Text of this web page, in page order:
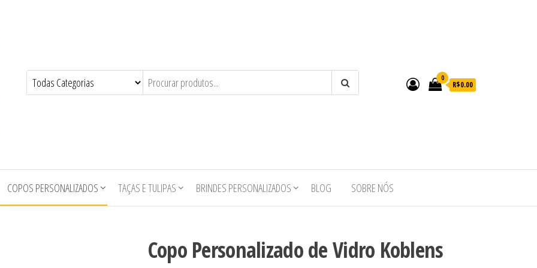
0
R$0.00
COPOS PERSONALIZADOS TAÇAS E TULIPAS BRINDES PERSONALIZADOS BLOG SOBRE NÓS
Copo Personalizado de Vidro Koblens